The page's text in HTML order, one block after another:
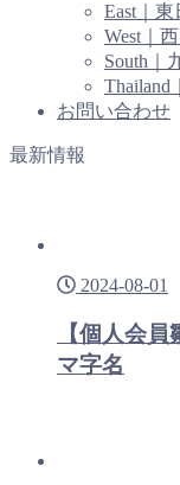
East｜
West｜
South｜
Thailand
お問い合わせ
最新情報
2024-08-01
【個人会
マ字名